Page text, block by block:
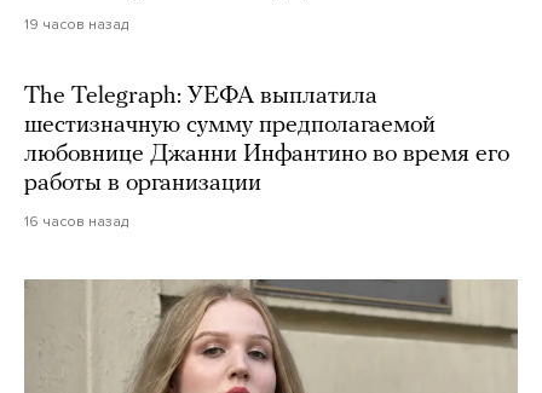
19 часов назад
The Telegraph: УЕФА выплатила
шестизначную сумму предполагаемой
любовнице Джанни Инфантино во время его
работы в организации
16 часов назад